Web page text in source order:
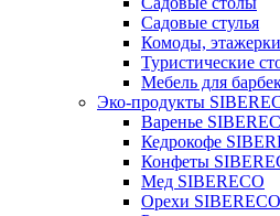
Садовые стулья
Комоды, этажерки
Туристические
Мебель для
Эко-продукты
Варенье
Кедрокофе
Конфеты
Мед SIBERECO
Орехи SIBERECO